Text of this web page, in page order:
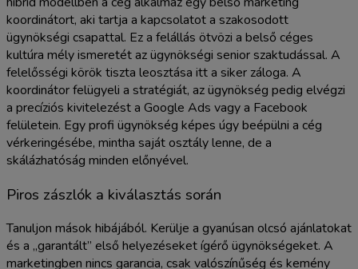
koordinátort, aki tartja a kapcsolatot a szakosodott
ügynökségi csapattal. Ez a felállás ötvözi a belső céges
kultúra mély ismeretét az ügynökségi senior szaktudással. A
felelősségi körök tiszta leosztása itt a siker záloga. A
koordinátor felügyeli a stratégiát, az ügynökség pedig elvégzi
a precíziós kivitelezést a Google Ads vagy a Facebook
felületein. Egy profi ügynökség képes úgy beépülni a cég
vérkeringésébe, mintha saját osztály lenne, de a
skálázhatóság minden előnyével.
Piros zászlók a kiválasztás során
Tanuljon mások hibájából. Kerülje a gyanúsan olcsó ajánlatokat
és a „garantált” első helyezéseket ígérő ügynökségeket. A
marketingben nincs garancia, csak valószínűség és kemény